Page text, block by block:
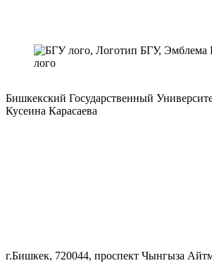
Бишкекский Государственный
Кусеина Карасаева
г.Бишкек, 720044, проспект Чынгыза